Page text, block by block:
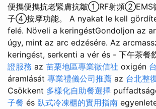
便攜便攜抗老緊膚抗皺①RF射頻
子④按摩功能。 A nyakat le kell
felé. Növeli a keringéstGondoljon az
úgy, mint az arc edzésére. Az
keringést, serkenti a vér és - 下午茶餐
證服務 az 苗栗地區專業徵信社 oxigén
áramlását 專業禮儀公司推薦 az 台北整
Csökkent 多樣化自助餐選擇
子餐 és 臥式冷凍櫃的實用指南